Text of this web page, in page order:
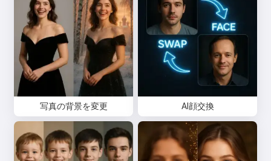
写真の背景を変更 AI顔交換
同意します: 利用規約,
プライバシーポリシー,
返金ポリシー